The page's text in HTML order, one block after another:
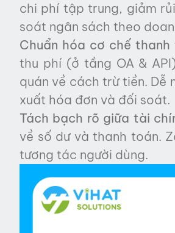
chi phí tập trung, giảm
soát ngân sách theo
Chuẩn hóa cơ chế
thu phí (ở tầng OA &
quán về cách trừ tiền. Dễ
xuất hóa đơn và đối soát.
Tách bạch rõ giữa tài
về số dư và thanh toán.
tương tác người dùng.